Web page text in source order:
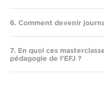
6. Comment devenir
7. En quoi ces
pédagogie de l’EFJ ?